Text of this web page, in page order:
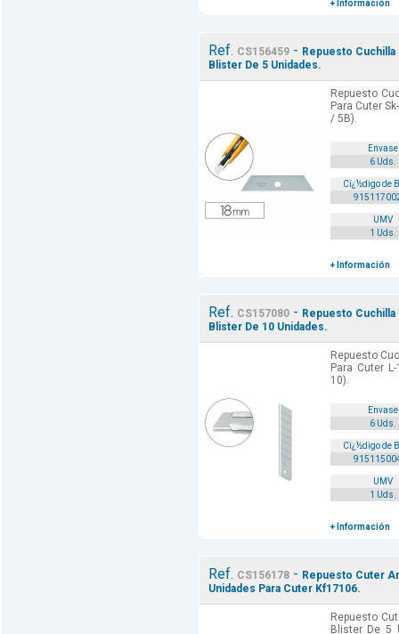
+ Información
Ref. CS156459- Repuesto
Blister De 5 Unidades.
Repuesto
Para Cuter
/ 5B).
Envase
6 Uds.
Cï¿½digo de
UMV
1 Uds.
+ Información
Ref. CS157080- Repuesto
Blister De 10 Unidades.
Repuesto
Para Cuter
10).
Envase
6 Uds.
Cï¿½digo de
UMV
1 Uds.
+ Información
Ref. CS156178- Repuesto Cuter
Unidades Para Cuter Kf17106.
Repuesto
Blister De 5